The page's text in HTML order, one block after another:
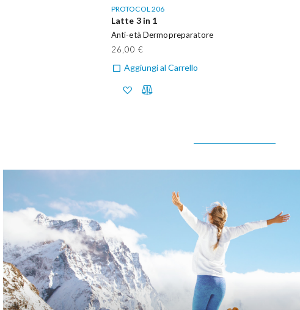
PROTOCOL 206
Latte 3 in 1
Anti-età Dermopreparatore
26,00 €
Aggiungi al Carrello